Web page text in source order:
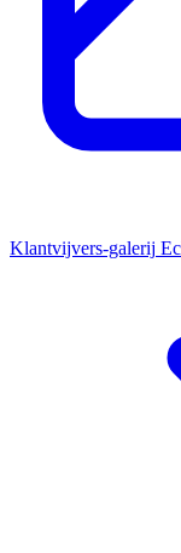
Klantvijvers-galerij